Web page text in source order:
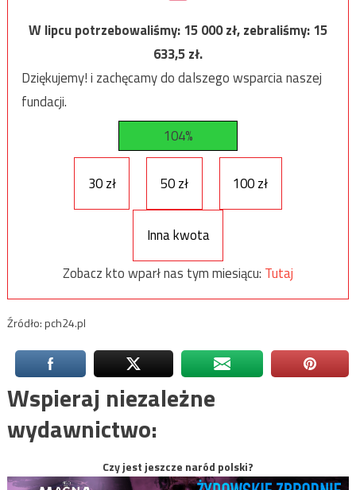
W lipcu potrzebowaliśmy:15 000zł, zebraliśmy:15
633,5zł.
Dziękujemy! i zachęcamy do dalszego wsparcia naszej
fundacji.
104%
30 zł 50 zł 100 zł
Inna kwota
Zobacz kto wparł nas tym miesiącu: Tutaj
Źródło: pch24.pl
Wspieraj niezależne
wydawnictwo:
Czy jest jeszcze naród polski?